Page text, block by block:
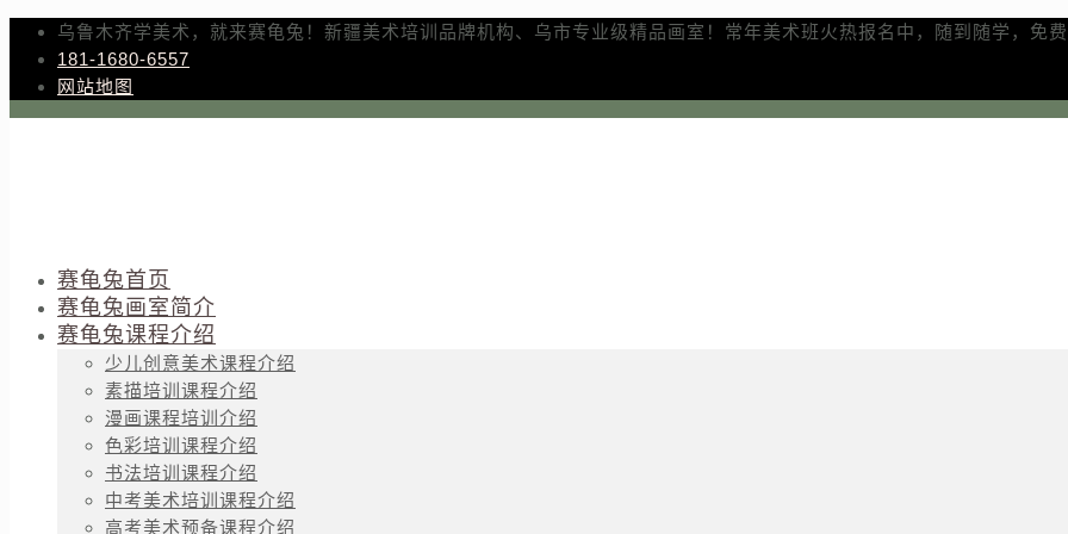
乌鲁木齐学美术，就来赛龟兔！新疆美术培训品牌机构、乌市专业级精品画室！常年美术班火热报名中，随到随学，免
181-1680-6557
网站地图
赛龟兔首页
赛龟兔画室简介
赛龟兔课程介绍
少儿创意美术课程介绍
素描培训课程介绍
漫画课程培训介绍
色彩培训课程介绍
书法培训课程介绍
中考美术培训课程介绍
高考美术预备课程介绍